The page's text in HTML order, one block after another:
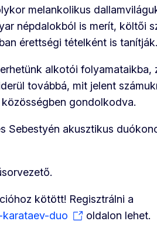
melankolikus
népdalokból is merít, költői
érettségi tételként is tanítják.
alkotói folyamataikba,
továbbá, mit jelent
gondolkodva.
Sebestyén akusztikus
kötött! Regisztrálni a
karataev-duo
oldalon lehet.